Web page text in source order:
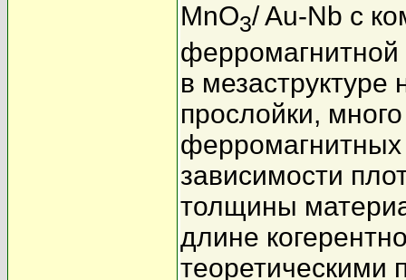
MnO3/ Au-Nb с
ферромагнитной
в
прослойки,
зависимости
толщины
длине
теоретическими